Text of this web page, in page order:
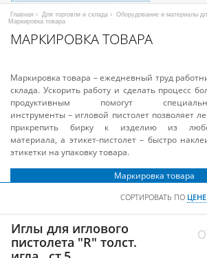
Главная › Для торговли и склада › Оборудование и материалы
Маркировка товара
МАРКИРОВКА ТОВАРА
Маркировка товара – ежедневный труд
склада. Ускорить работу и сделать процесс
продуктивным помогут
инструменты – игловой пистолет позволяет
прикрепить бирку к изделию из
материала, а этикет-пистолет – быстро
этикетки на упаковку товара.
Маркировка товара
СОРТИРОВАТЬ ПО ЦЕНЕ
Иглы для иглового
пистолета "R" толст.